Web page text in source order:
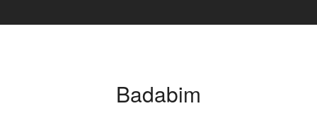
Badabim